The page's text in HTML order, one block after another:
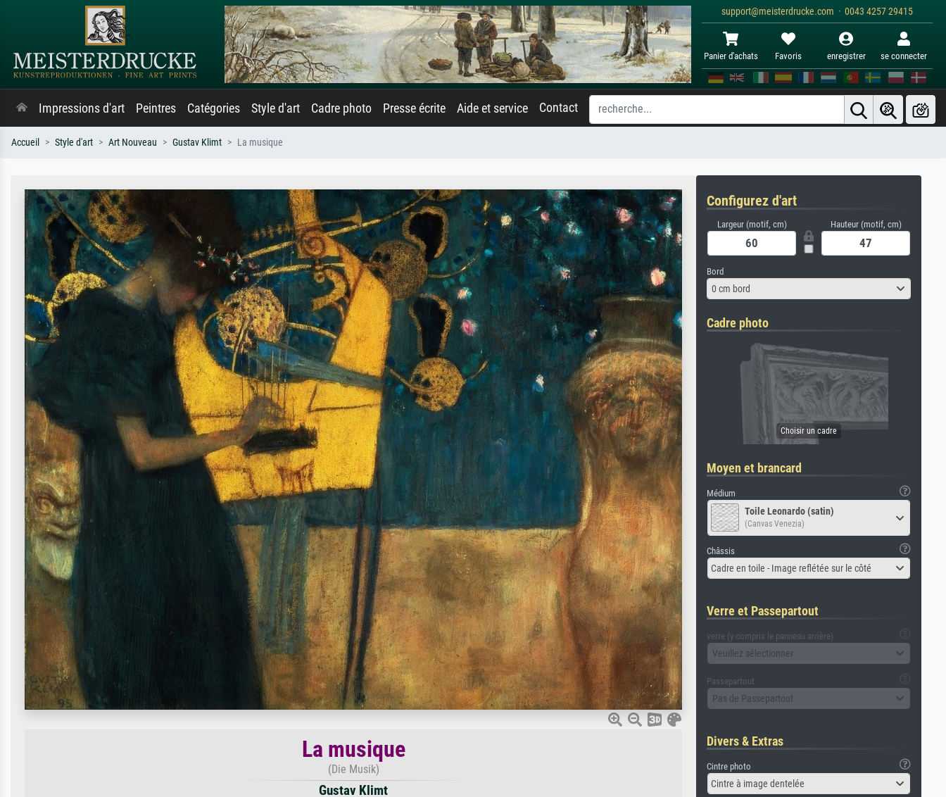
support@meisterdrucke.com · 0043 4257 29415
Panier d'achats Favoris enregistrer se connecter
Impressions d'art Peintres Catégories Style d'art Cadre photo Presse écrite Aide et service Contact
Accueil Style d'art Art Nouveau Gustav Klimt La musique
La musique
(Die Musik)
Gustav Klimt
Configurez d'art
Largeur (motif, cm) Hauteur (motif, cm)
Bord
0 cm bord
Cadre photo
Moyen et brancard
Médium
Toile Leonardo (satin)
(Canvas Venezia)
Châssis
Cadre en toile - Image reflétée sur le côté
Verre et Passepartout
verre (y compris le panneau arrière)
Veuillez sélectionner
Passepartout
Pas de Passepartout
Divers & Extras
Cintre photo
Cintre à image dentelée